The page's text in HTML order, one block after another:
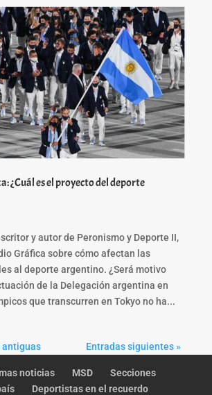
¿Cuál es el proyecto del deporte
y autor de Peronismo y Deporte II,
Gráfica sobre cómo afectan las
al deporte argentino. ¿Será motivo
de la Delegación argentina en
que transcurren en Tokyo no ha...
antiguas Entradas siguientes »
noticias MSD
Secciones
Deportistas en el recuerdo